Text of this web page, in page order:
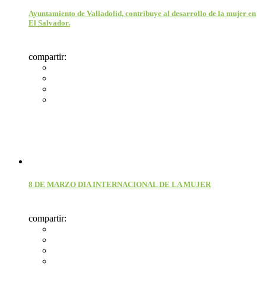
Ayuntamiento de Valladolid, contribuye al desarrollo de la mujer en
El Salvador.
compartir:
8 DE MARZO DIA INTERNACIONAL DE LA MUJER
compartir: